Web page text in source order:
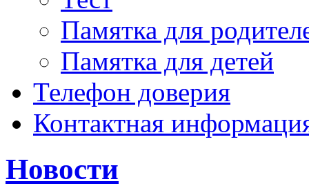
Памятка для
Памятка для детей
Телефон доверия
Контактная
Новости